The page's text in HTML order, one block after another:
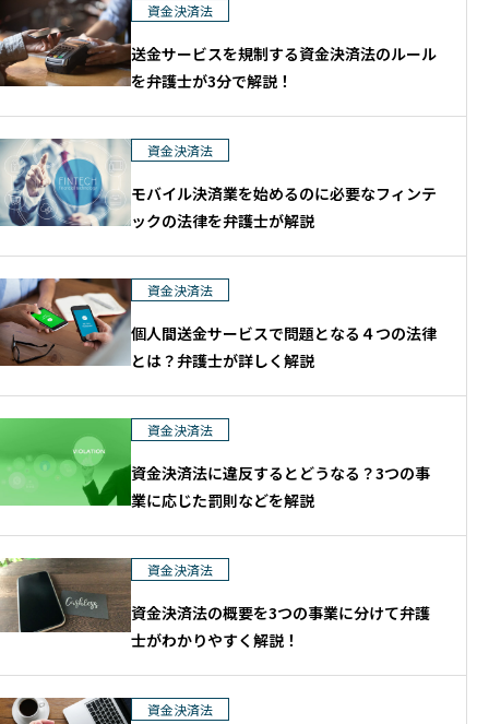
資金決済法
送金サービスを規制する資金決済法のルール
を弁護士が3分で解説！
資金決済法
モバイル決済業を始めるのに必要なフィンテ
ックの法律を弁護士が解説
資金決済法
個人間送金サービスで問題となる４つの法律
とは？弁護士が詳しく解説
資金決済法
資金決済法に違反するとどうなる？3つの事
業に応じた罰則などを解説
資金決済法
資金決済法の概要を3つの事業に分けて弁護
士がわかりやすく解説！
資金決済法